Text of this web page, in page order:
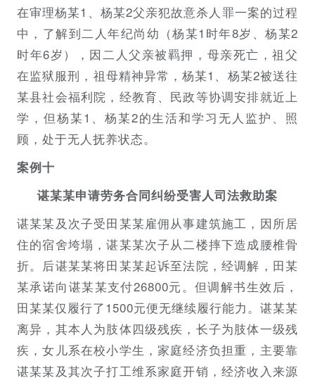
在审理杨某1、杨某2父亲犯故意杀人罪一案的过程
中，了解到二人年纪尚幼（杨某1时年8岁、杨某2
时年6岁），因二人父亲被羁押，母亲死亡，祖父
在监狱服刑，祖母精神异常，杨某1、杨某2被送往
某县社会福利院，经教育、民政等协调安排就近上
学，但杨某1、杨某2的生活和学习无人监护、照
顾，处于无人抚养状态。
案例十
谌某某申请劳务合同纠纷受害人司法救助案
谌某某及次子受田某某雇佣从事建筑施工，因所居
住的宿舍垮塌，谌某某次子从二楼摔下造成腰椎骨
折。后谌某某将田某某起诉至法院，经调解，田某
某承诺向谌某某支付26800元。但调解书生效后，
田某某仅履行了1500元便无继续履行能力。谌某某
离异，其本人为肢体四级残疾，长子为肢体一级残
疾，女儿系在校小学生，家庭经济负担重，主要靠
谌某某及其次子打工维系家庭开销，经济收入来源